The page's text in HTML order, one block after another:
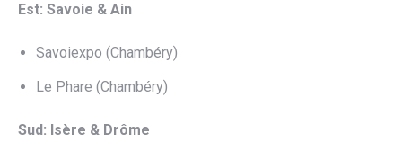
Est: Savoie & Ain
Savoiexpo (Chambéry)
Le Phare (Chambéry)
Sud: Isère & Drôme